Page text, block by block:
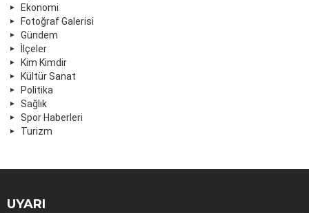
Ekonomi
Fotoğraf Galerisi
Gündem
İlçeler
Kim Kimdir
Kültür Sanat
Politika
Sağlık
Spor Haberleri
Turizm
UYARI